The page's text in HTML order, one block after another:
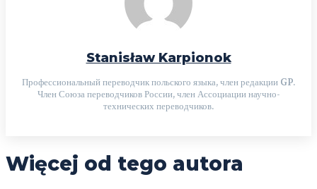
Stanisław Karpionok
Профессиональный переводчик польского языка, член редакции GP.
Член Союза переводчиков России, член Ассоциации научно-
технических переводчиков.
Więcej od tego autora